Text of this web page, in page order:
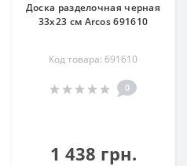
Доска разделочная черная
33х23 см Arcos 691610
Код товара: 691610
0
1 438 грн.